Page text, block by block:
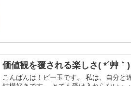
価値観を覆される楽しさ( *´艸｀)
こんばんは！ビー玉です。 私は、自分と